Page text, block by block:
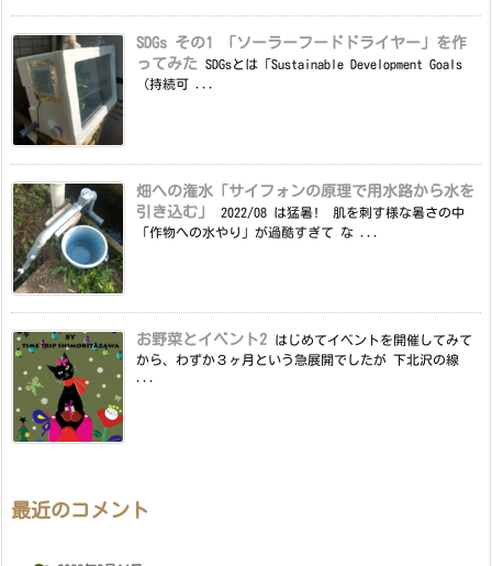
SDGs その1 「ソーラーフードドライヤー」を作
ってみた
SDGsとは「Sustainable Development Goals
（持続可 ...
畑への潅水「サイフォンの原理で用水路から水を
引き込む」
2022/08 は猛暑! 肌を刺す様な暑さの中
「作物への水やり」が過酷すぎて な ...
お野菜とイベント2
はじめてイベントを開催してみて
から、わずか３ヶ月という急展開でしたが 下北沢の線
最近のコメント